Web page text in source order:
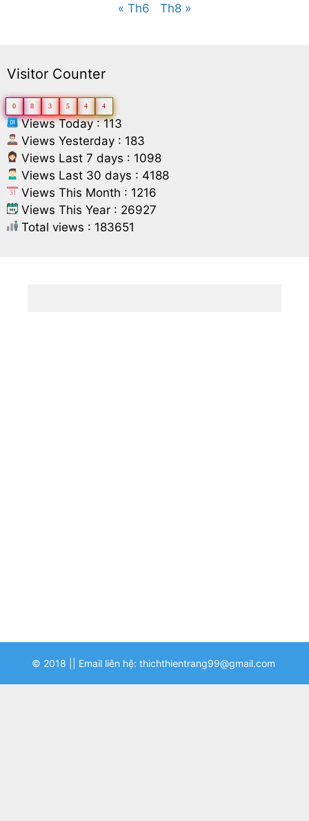
« Th6 Th8 »
Visitor Counter
0 8 3 5 4 4
Views Today : 113
Views Yesterday : 183
Views Last 7 days : 1098
Views Last 30 days : 4188
Views This Month : 1216
Views This Year : 26927
Total views : 183651